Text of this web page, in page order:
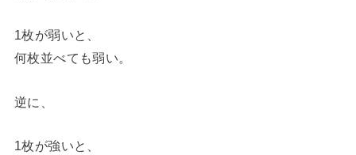
1枚が弱いと、
何枚並べても弱い。
逆に、
1枚が強いと、